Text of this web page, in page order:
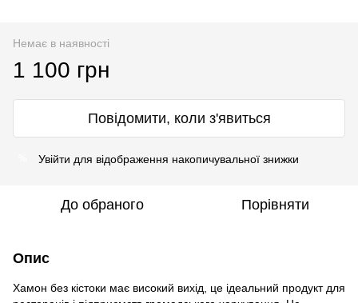
Немає в наявності
1 100 грн
Повідомити, коли з'явиться
Увійти для відображення накопичувальної знижки
До обраного Порівняти
Опис
Хамон без кістоки має високий вихід, це ідеальний продукт для